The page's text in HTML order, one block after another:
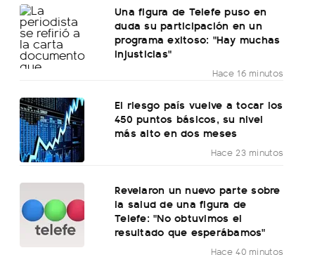
Una figura de Telefe puso en
duda su participación en un
programa exitoso: "Hay muchas
injusticias"
Hace 16 minutos
El riesgo país vuelve a tocar los
450 puntos básicos, su nivel
más alto en dos meses
Hace 23 minutos
Revelaron un nuevo parte sobre
la salud de una figura de
Telefe: "No obtuvimos el
resultado que esperábamos"
Hace 40 minutos